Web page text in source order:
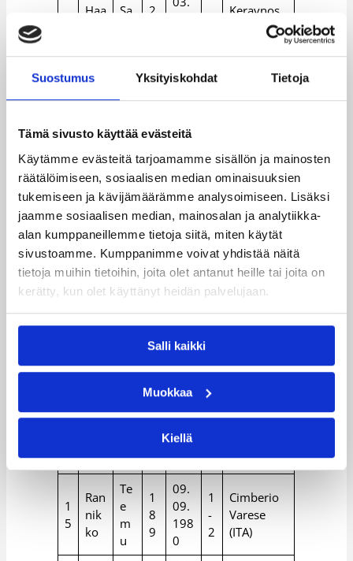
Suostumus Yksityiskohdat Tietoja
Tämä sivusto käyttää evästeitä
Käytämme evästeitä tarjoamamme sisällön ja mainosten
räätälöimiseen, sosiaalisen median ominaisuuksien
tukemiseen ja kävijämäärämme analysoimiseen. Lisäksi
jaamme sosiaalisen median, mainosalan ja analytiikka-
alan kumppaneillemme tietoja siitä, miten käytät
sivustoamme. Kumppanimme voivat yhdistää näitä
tietoja muihin tietoihin, joita olet antanut heille tai joita on
kerätty, kun olet käyttänyt heidän palvelujaan.
Salli kaikki
Muokkaa
Kiellä
Haa
Sa
2
6
Keravnos
Strovolou
1
Kott
ka
5
13.
03.
1
Aget Imola
1
1
Kop
one
n
Pe
tte
ri
1
9
4
13.
04.
198
8
1
Virtus
Bologna
(ITA)
1
2
Iisal
o
o
m
as
1
9
5
29.
07.
198
2
2
Espoon
Honka
o
0
9
09.
09.
5
Virt
1
198
0
1
1
5
Ran
nik
ko
Te
e
m
u
1
8
9
09.
09.
198
0
1
-
2
Cimberio
Varese
(ITA)